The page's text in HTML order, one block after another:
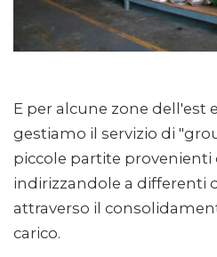
E per alcune zone dell'est
gestiamo il servizio di
piccole partite
indirizzandole a differenti
attraverso il
carico.